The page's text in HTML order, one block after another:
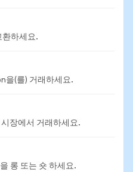
환하세요.
을(를) 거래하세요.
장에서 거래하세요.
롱 또는 숏 하세요.